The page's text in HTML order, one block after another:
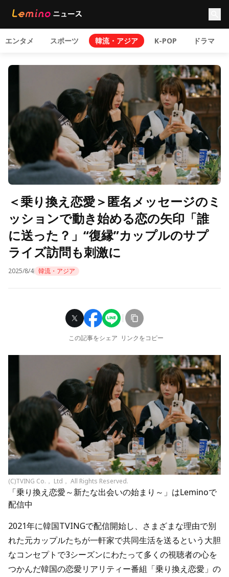
エンタメ スポーツ 韓流・アジア K-POP ドラマ
＜乗り換え恋愛＞匿名メッセージのミ
ッションで動き始める恋の矢印「誰
に送った？」“復縁”カップルのサプ
ライズ訪問も刺激に
2025/8/4 韓流・アジア
この記事をシェア リンクをコピー
(C)TVING Co.， Ltd， All Rights Reserved.
「乗り換え恋愛～新たな出会いの始まり～」はLeminoで
配信中
2021年に韓国TVINGで配信開始し、さまざまな理由で別
れた元カップルたちが一軒家で共同生活を送るという大胆
なコンセプトで3シーズンにわたって多くの視聴者の心を
つかんだ韓国の恋愛リアリティー番組「乗り換え恋愛」の